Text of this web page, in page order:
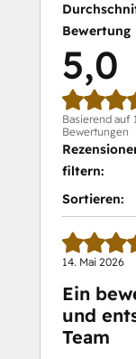
Bewertung
5,0
Basierend auf
Bewertungen
filtern:
Sortieren:
14. Mai 2026
Ein
und
Team